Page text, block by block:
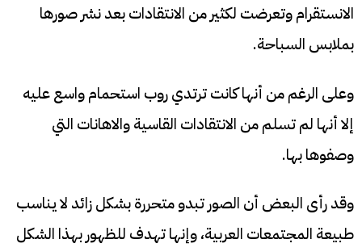
الانستقرام وتعرضت لكثير من الانتقادات بعد نشر صورها
بملابس السباحة.
وعلى الرغم من أنها كانت ترتدي روب استحمام واسع عليه
إلا أنها لم تسلم من الانتقادات القاسية والاهانات التي
وصفوها بها.
وقد رأى البعض أن الصور تبدو متحررة بشكل زائد لا يناسب
طبيعة المجتمعات العربية، وإنها تهدف للظهور بهذا الشكل